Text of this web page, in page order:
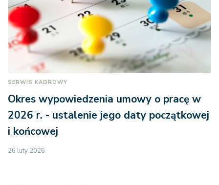
SERWIS KADROWY
Okres wypowiedzenia umowy o pracę w
2026 r. - ustalenie jego daty początkowej
i końcowej
26 luty 2026